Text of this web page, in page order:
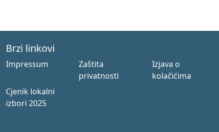
Brzi linkovi
Impressum
Zaštita
privatnosti
Izjava o
kolačićima
Cjenik lokalni
izbori 2025